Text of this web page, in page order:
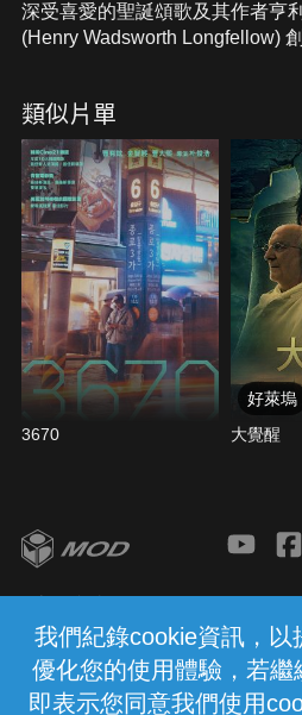
我們紀錄cookie資訊，以
優化您的使用體驗，若繼
即表示您同意我們使用
深受喜愛的聖誕頌歌及其作者亨
(Henry Wadsworth Longfellow)
類似片單
3670
好萊塢
大覺醒
中華電信股份有限公
(統一編號：